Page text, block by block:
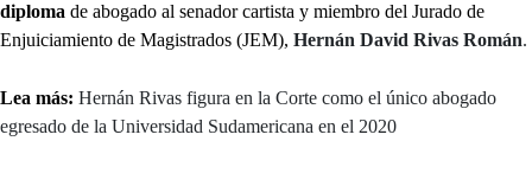
diploma de abogado al senador cartista y miembro del Jurado de
Enjuiciamiento de Magistrados (JEM), Hernán David Rivas Román.
Lea más: Hernán Rivas figura en la Corte como el único abogado
egresado de la Universidad Sudamericana en el 2020